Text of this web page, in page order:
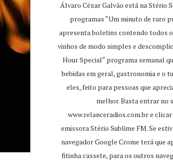
Álvaro Cézar Galvão está na Stério
programas “Um minuto de raro
apresenta boletins contendo todos
vinhos de modo simples e
Hour Special“ programa semanal
bebidas em geral, gastronomia e o
eles, feito para pessoas que
melhor. Basta entrar no
www.relanceradios.com.bre
emissora Stério Sublime FM. Se
navegador Google Crome terá que
fitinha cassete, para os outros